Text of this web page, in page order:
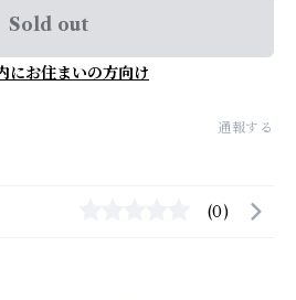
Sold out
にお住まいの方向け
通報する
(0)